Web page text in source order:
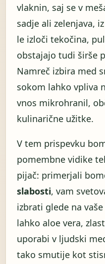
vlaknin, saj se v
sadje ali zelenjava,
le izloči tekočina,
obstajajo tudi širše
Namreč izbira med
sokom lahko vpliva
vnos mikrohranil,
kulinarične užitke.
V tem prispevku
pomembne vidike
pijač: primerjali
slabosti, vam
izbrati glede na
lahko aloe vera,
uporabi v ljudski
tako smutije kot